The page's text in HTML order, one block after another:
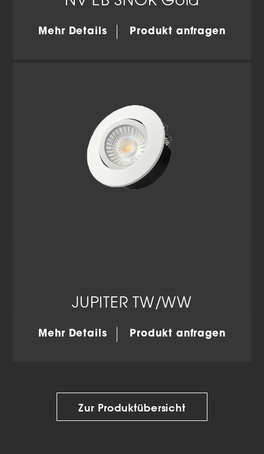
Mehr Details Produkt anfragen
JUPITER TW/WW
Mehr Details Produkt anfragen
Zur Produktübersicht